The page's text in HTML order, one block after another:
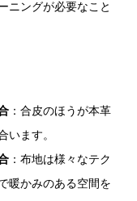
ニングが必要なこと
：合皮のほうが本革
います。
：布地は様々なテク
暖かみのある空間を